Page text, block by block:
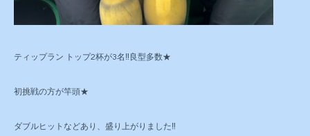
ティップラン トップ2杯が3名‼️良型多数★
初挑戦の方が竿頭★
ダブルヒットなどあり、盛り上がりました‼️